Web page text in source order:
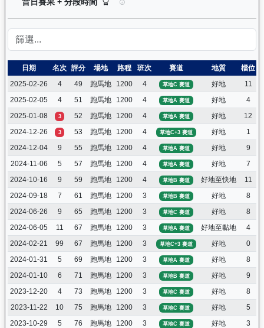
日期 名次 評分 場地 路程 班次 賽道 地質 檔位
2025-02-26
4 49 跑馬地 1200 4 草地C 賽道 好地 11
2025-02-05
4 51 跑馬地 1200 4 草地A 賽道 好地 4
2025-01-08
3 52 跑馬地 1200 4 草地A 賽道 好地 12
2024-12-26
3 53 跑馬地 1200 4 草地C+3 賽道 好地 1
2024-12-04
9 55 跑馬地 1200 4 草地A 賽道 好地 9
2024-11-06
5 57 跑馬地 1200 4 草地A 賽道 好地 7
2024-10-16
9 59 跑馬地 1200 4 草地B 賽道 好地至快地 11
2024-09-18
7 61 跑馬地 1200 3 草地B 賽道 好地 8
2024-06-26
9 65 跑馬地 1200 3 草地C 賽道 好地 8
2024-06-05
11 67 跑馬地 1200 3 草地A 賽道 好地至黏地 4
2024-02-21
99 67 跑馬地 1200 3 草地C+3 賽道 好地 0
2024-01-31
5 69 跑馬地 1200 3 草地A 賽道 好地 8
2024-01-10
6 71 跑馬地 1200 3 草地B 賽道 好地 9
2023-12-20
4 73 跑馬地 1200 3 草地C 賽道 好地 8
2023-11-22
10 75 跑馬地 1200 3 草地C 賽道 好地 5
2023-10-29
5 76 跑馬地 1200 3 草地C 賽道 好地 3